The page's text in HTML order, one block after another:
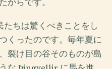
ちは驚くべきことをし
くったのです。毎年夏に
裂け目の谷そのものが島